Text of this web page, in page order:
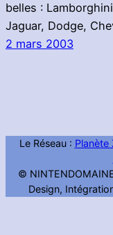
belles :
Jaguar, Dodge,
2 mars 2003
Le Réseau : Planète
©
Design,